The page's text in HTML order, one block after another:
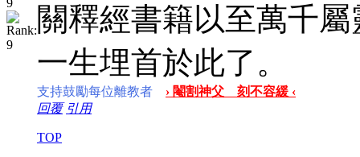
關釋經書籍以至萬千
一生埋首於此了。
支持鼓勵每位離教者
› 閹割神父 刻不容緩 ‹
回覆 引用
TOP